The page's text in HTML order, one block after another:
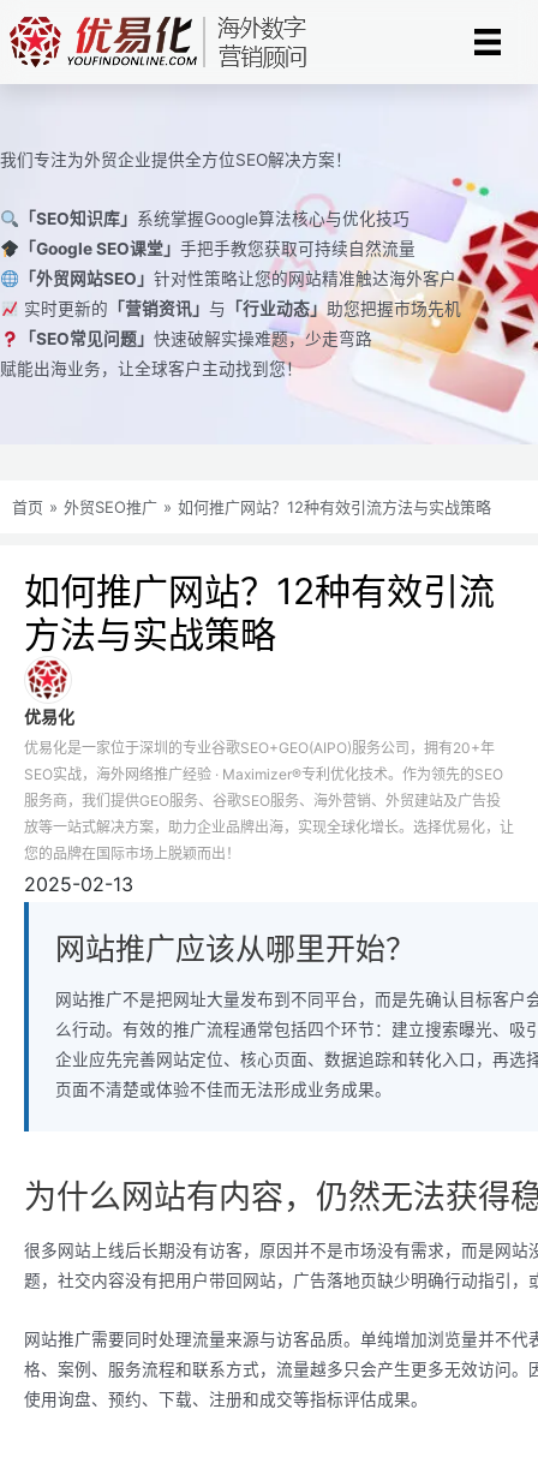
至
我们专注为外贸企业提供全方位SEO解决方案！
「SEO知识库」 系统掌握Google算法核心与优化技巧
「Google SEO课堂」 手把手教您获取可持续自然流量
「外贸网站SEO」 针对性策略让您的网站精准触达海外客户
实时更新的 「营销资讯」 与 「行业动态」 助您把握市场先机
「SEO常见问题」 快速破解实操难题，少走弯路
赋能出海业务，让全球客户主动找到您！
首页 » 外贸SEO推广 » 如何推广网站？12种有效引流方法与实战策略
如何推广网站？12种有效引流
方法与实战策略
优易化
优易化是一家位于深圳的专业谷歌SEO+GEO(AIPO)服务公司，拥有20+年
SEO实战，海外网络推广经验 · Maximizer®专利优化技术。作为领先的SEO
服务商，我们提供GEO服务、谷歌SEO服务、海外营销、外贸建站及广告投
放等一站式解决方案，助力企业品牌出海，实现全球化增长。选择优易化，让
您的品牌在国际市场上脱颖而出！
2025-02-13
网站推广应该从哪里开始？
网站推广不是把网址大量发布到不同平台，而是先确认目标客
么行动。有效的推广流程通常包括四个环节：建立搜索曝光、
企业应先完善网站定位、核心页面、数据追踪和转化入口，再
页面不清楚或体验不佳而无法形成业务成果。
为什么网站有内容，仍然无法获得
很多网站上线后长期没有访客，原因并不是市场没有需求，而是网
题，社交内容没有把用户带回网站，广告落地页缺少明确行动指引
网站推广需要同时处理流量来源与访客品质。单纯增加浏览量并不
格、案例、服务流程和联系方式，流量越多只会产生更多无效访问
使用询盘、预约、下载、注册和成交等指标评估成果。